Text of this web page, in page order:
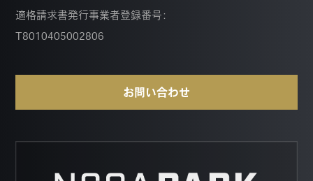
適格請求書発行事業者登録番号：
T8010405002806
お問い合わせ